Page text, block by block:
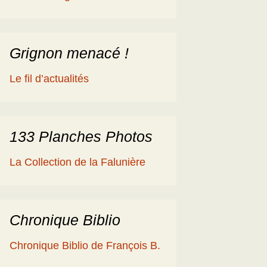
2014
et les fossiles
silicifiée …
les reportages
Grignon menacé !
Le fil d’actualités
133 Planches Photos
La Collection de la Falunière
Chronique Biblio
Chronique Biblio de François B.